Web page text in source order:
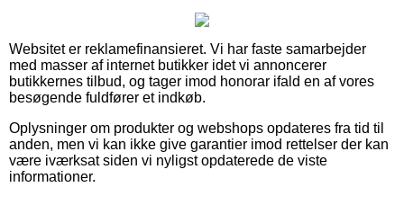
Websitet er reklamefinansieret. Vi har faste samarbejder
med masser af internet butikker idet vi annoncerer
butikkernes tilbud, og tager imod honorar ifald en af vores
besøgende fuldfører et indkøb.
Oplysninger om produkter og webshops opdateres fra tid til
anden, men vi kan ikke give garantier imod rettelser der kan
være iværksat siden vi nyligst opdaterede de viste
informationer.